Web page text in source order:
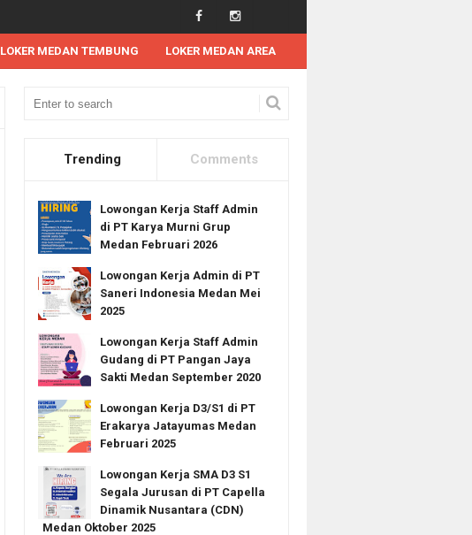
LOKER MEDAN TEMBUNG LOKER MEDAN AREA
Lowongan Kerja Tahun 2025 Lowongan Kerja SMA SMK D3 di HokBen Februari 2025
Trending Comments
Lowongan Kerja Staff Admin
di PT Karya Murni Grup
Medan Februari 2026
Lowongan Kerja Admin di PT
Saneri Indonesia Medan Mei
2025
Lowongan Kerja Staff Admin
Gudang di PT Pangan Jaya
Sakti Medan September 2020
Lowongan Kerja D3/S1 di PT
Erakarya Jatayumas Medan
Februari 2025
Lowongan Kerja SMA D3 S1
Segala Jurusan di PT Capella
Dinamik Nusantara (CDN)
Medan Oktober 2025